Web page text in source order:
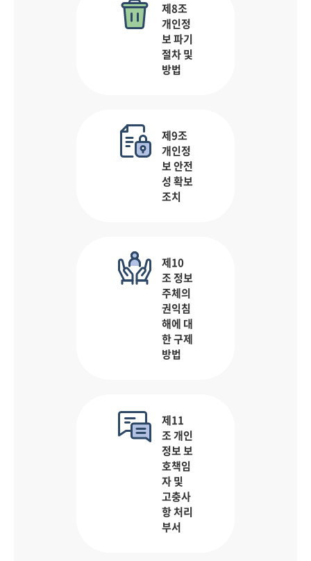
제8조
개인정
보 파기
절차 및
방법
제9조
개인정
보 안전
성 확보
조치
제10
조 정보
주체의
권익침
해에 대
한 구제
방법
제11
조 개인
정보 보
호책임
자 및
고충사
항 처리
부서